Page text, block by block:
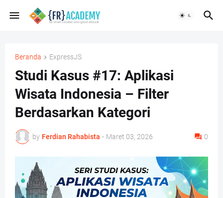
Beranda ExpressJS
Studi Kasus #17: Aplikasi
Wisata Indonesia – Filter
Berdasarkan Kategori
by Ferdian Rahabista - Maret 03, 2026 0